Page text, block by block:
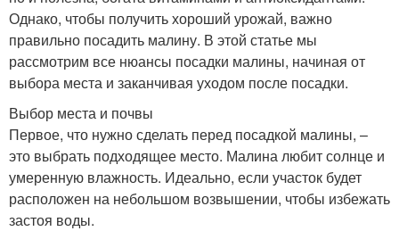
Однако, чтобы получить хороший урожай, важно
правильно посадить малину. В этой статье мы
рассмотрим все нюансы посадки малины, начиная от
выбора места и заканчивая уходом после посадки.
Выбор места и почвы
Первое, что нужно сделать перед посадкой малины, –
это выбрать подходящее место. Малина любит солнце и
умеренную влажность. Идеально, если участок будет
расположен на небольшом возвышении, чтобы избежать
застоя воды.